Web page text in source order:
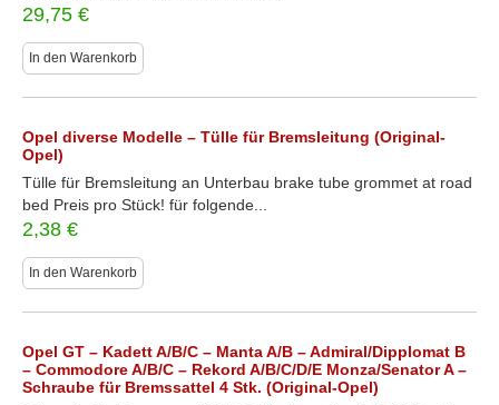
29,75 €
In den Warenkorb
Opel diverse Modelle – Tülle für Bremsleitung (Original-
Opel)
Tülle für Bremsleitung an Unterbau brake tube grommet at road
bed Preis pro Stück! für folgende...
2,38 €
In den Warenkorb
Opel GT – Kadett A/B/C – Manta A/B – Admiral/Dipplomat B
– Commodore A/B/C – Rekord A/B/C/D/E Monza/Senator A –
Schraube für Bremssattel 4 Stk. (Original-Opel)